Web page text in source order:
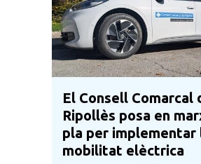
El Consell Comarcal
Ripollès posa en
pla per implementar
mobilitat elèctrica